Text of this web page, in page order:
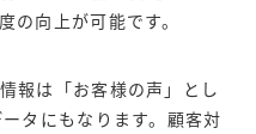
の向上が可能です。
報は「お客様の声」とし
タにもなります。顧客対